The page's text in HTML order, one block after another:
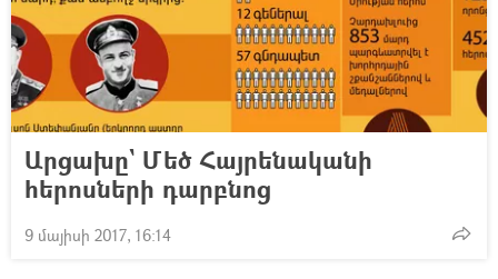
Արցախը` Մեծ Հայրենականի
հերոսների դարբնոց
9 մայիսի 2017, 16:14